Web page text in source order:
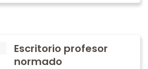
Escritorio profesor
normado